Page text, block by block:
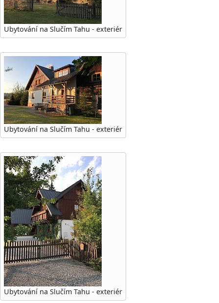
Ubytování na Slučím Tahu - exteriér
Ubytování na Slučím Tahu - exteriér
Ubytování na Slučím Tahu - exteriér